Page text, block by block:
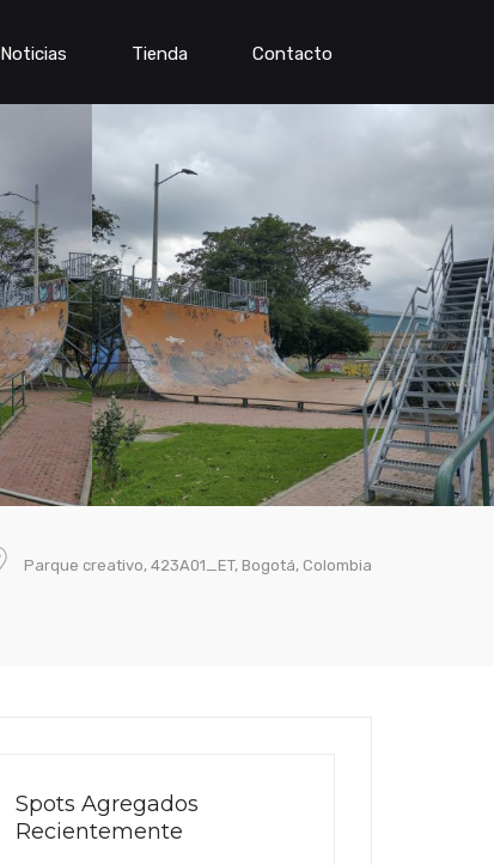
Noticias Tienda Contacto
Parque creativo, 423A01_ET, Bogotá, Colombia
Spots Agregados
Recientemente